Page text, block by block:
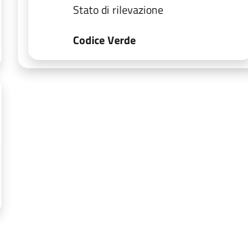
Stato di rilevazione
Codice Verde